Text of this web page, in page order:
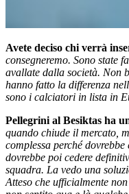
Avete deciso chi verrà
consegneremo. Sono state
avallate dalla società. Non
hanno fatto la differenza
sono i calciatori in lista in
Pellegrini al Besiktas ha
quando chiude il mercato,
complessa perché
dovrebbe poi cedere
squadra. La vedo una
Atteso che ufficialmente